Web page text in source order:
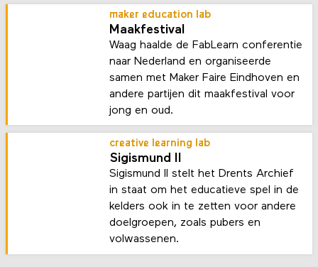
maker education lab
Maakfestival
Waag haalde de FabLearn conferentie
naar Nederland en organiseerde
samen met Maker Faire Eindhoven en
andere partijen dit maakfestival voor
jong en oud.
creative learning lab
Sigismund II
Sigismund II stelt het Drents Archief
in staat om het educatieve spel in de
kelders ook in te zetten voor andere
doelgroepen, zoals pubers en
volwassenen.